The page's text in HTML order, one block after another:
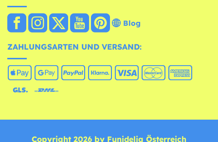
Blog
ZAHLUNGSARTEN UND VERSAND:
Copyright 2026 by Funidelia Österreich